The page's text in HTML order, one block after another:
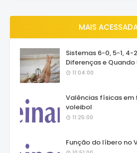
MAIS
Sistemas 6-0, 5-1, 4-
Diferenças e Quando
11:04:00
Valências físicas
voleibol
11:25:00
Função do líbero no